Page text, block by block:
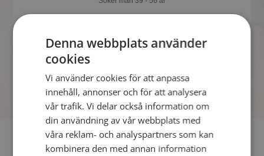
Mötesplatsen. Du kan bli medlem fort
och enkelt.
Fler singlar
Denna webbplats använder
cookies
Vi använder cookies för att anpassa
innehåll, annonser och för att analysera
vår trafik. Vi delar också information om
din användning av vår webbplats med
våra reklam- och analyspartners som kan
kombinera den med annan information